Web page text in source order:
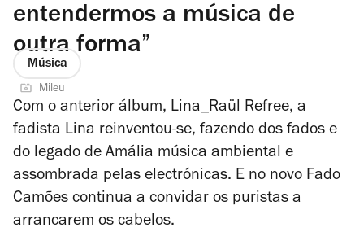
entendermos a música de
outra forma”
Música
Mileu
Com o anterior álbum, Lina_Raül Refree, a
fadista Lina reinventou-se, fazendo dos fados e
do legado de Amália música ambiental e
assombrada pelas electrónicas. E no novo Fado
Camões continua a convidar os puristas a
arrancarem os cabelos.